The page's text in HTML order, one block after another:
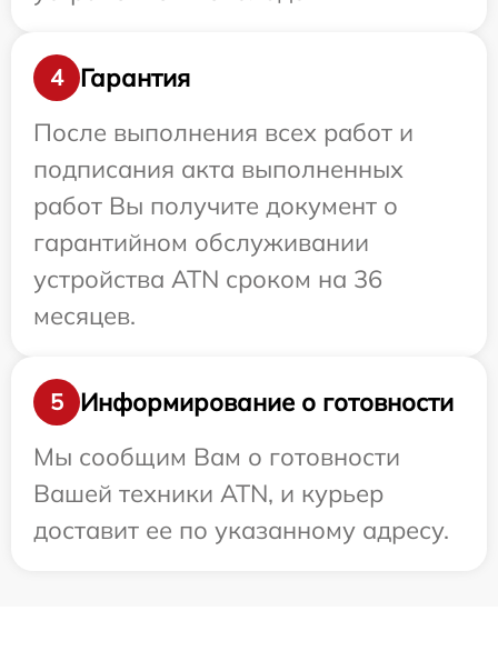
4
Гарантия
После выполнения всех работ и
подписания акта выполненных
работ Вы получите документ о
гарантийном обслуживании
устройства ATN сроком на 36
месяцев.
5
Информирование о готовности
Мы сообщим Вам о готовности
Вашей техники ATN, и курьер
доставит ее по указанному адресу.